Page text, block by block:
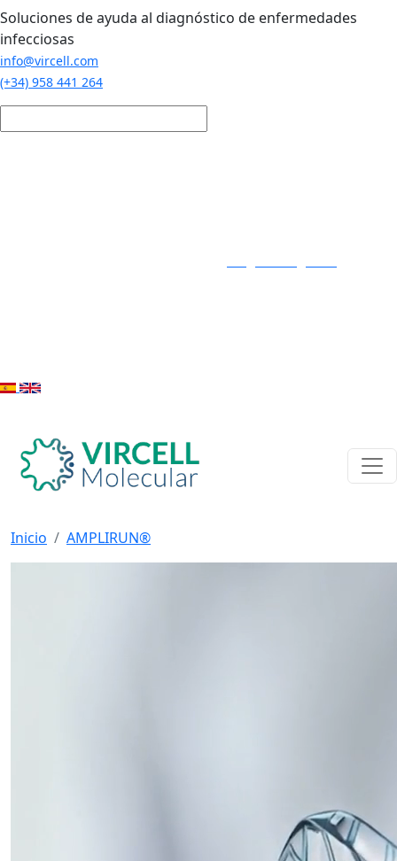
Pasar al contenido principal
Soluciones de ayuda al diagnóstico de enfermedades
infecciosas
info@vircell.com
(+34) 958 441 264
Inicio AMPLIRUN®